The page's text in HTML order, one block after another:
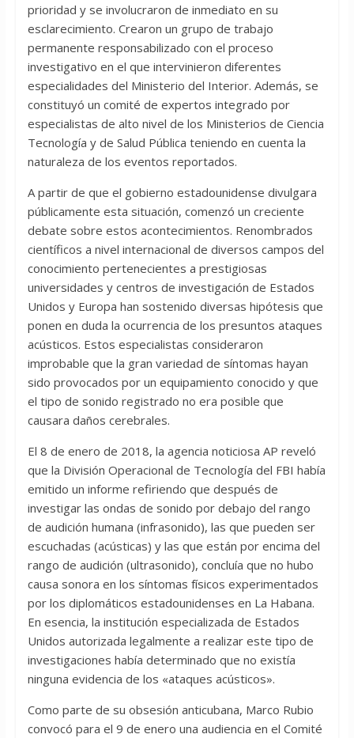
prioridad y se involucraron de inmediato en su
esclarecimiento. Crearon un grupo de trabajo
permanente responsabilizado con el proceso
investigativo en el que intervinieron diferentes
especialidades del Ministerio del Interior. Además, se
constituyó un comité de expertos integrado por
especialistas de alto nivel de los Ministerios de Ciencia
Tecnología y de Salud Pública teniendo en cuenta la
naturaleza de los eventos reportados.
A partir de que el gobierno estadounidense divulgara
públicamente esta situación, comenzó un creciente
debate sobre estos acontecimientos. Renombrados
científicos a nivel internacional de diversos campos del
conocimiento pertenecientes a prestigiosas
universidades y centros de investigación de Estados
Unidos y Europa han sostenido diversas hipótesis que
ponen en duda la ocurrencia de los presuntos ataques
acústicos. Estos especialistas consideraron
improbable que la gran variedad de síntomas hayan
sido provocados por un equipamiento conocido y que
el tipo de sonido registrado no era posible que
causara daños cerebrales.
El 8 de enero de 2018, la agencia noticiosa AP reveló
que la División Operacional de Tecnología del FBI había
emitido un informe refiriendo que después de
investigar las ondas de sonido por debajo del rango
de audición humana (infrasonido), las que pueden ser
escuchadas (acústicas) y las que están por encima del
rango de audición (ultrasonido), concluía que no hubo
causa sonora en los síntomas físicos experimentados
por los diplomáticos estadounidenses en La Habana.
En esencia, la institución especializada de Estados
Unidos autorizada legalmente a realizar este tipo de
investigaciones había determinado que no existía
ninguna evidencia de los «ataques acústicos».
Como parte de su obsesión anticubana, Marco Rubio
convocó para el 9 de enero una audiencia en el Comité